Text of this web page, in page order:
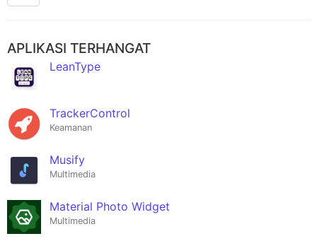
APLIKASI TERHANGAT
LeanType
TrackerControl
Keamanan
Musify
Multimedia
Material Photo Widget
Multimedia